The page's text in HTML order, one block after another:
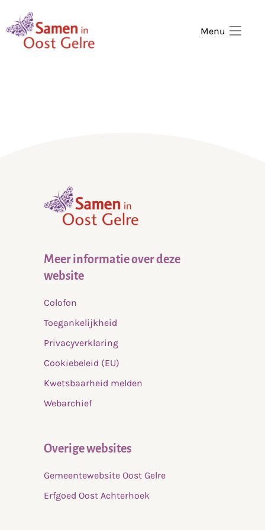
Menu
Meer informatie over deze
website
Colofon
Toegankelijkheid
Privacyverklaring
Cookiebeleid (EU)
Kwetsbaarheid melden
Webarchief
Overige websites
Gemeentewebsite Oost Gelre
Erfgoed Oost Achterhoek